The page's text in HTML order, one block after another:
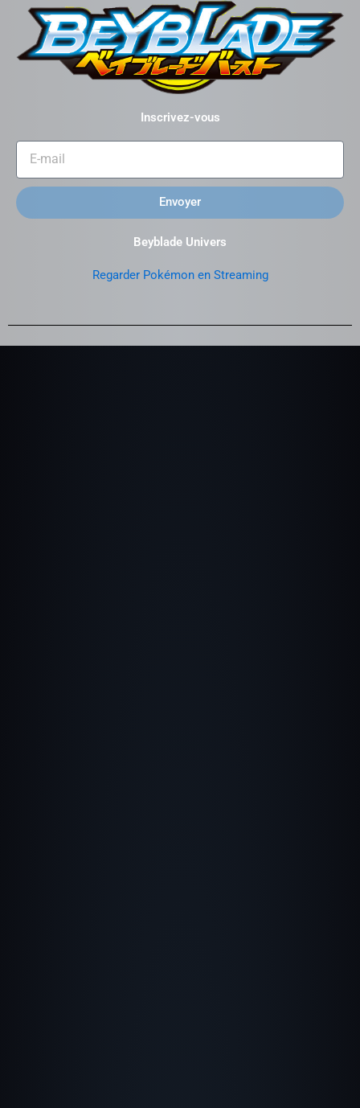
Inscrivez-vous
Envoyer
Beyblade Univers
Regarder Pokémon en Streaming